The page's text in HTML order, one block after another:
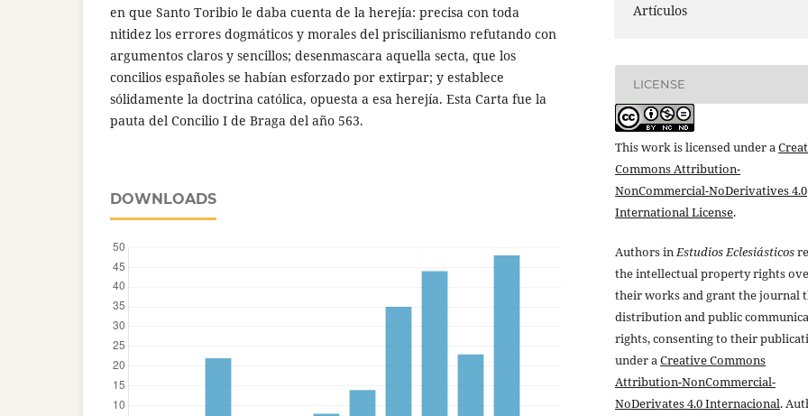
en que Santo Toribio le daba cuenta de la herejía: precisa con toda
nitidez los errores dogmáticos y morales del priscilianismo refutando con
argumentos claros y sencillos; desenmascara aquella secta, que los
concilios españoles se habían esforzado por extirpar; y establece
sólidamente la doctrina católica, opuesta a esa herejía. Esta Carta fue la
pauta del Concilio I de Braga del año 563.
DOWNLOADS
Artículos
LICENSE
This work is licensed under a
Commons Attribution-
NonCommercial-NoDerivatives 4.0
International License.
Authors inEstudios Eclesiásticos
the intellectual property rights
their works and grant the journal
distribution and public
rights, consenting to their
under aCreative Commons
Attribution-NonCommercial-
NoDerivates 4.0 Internacional.